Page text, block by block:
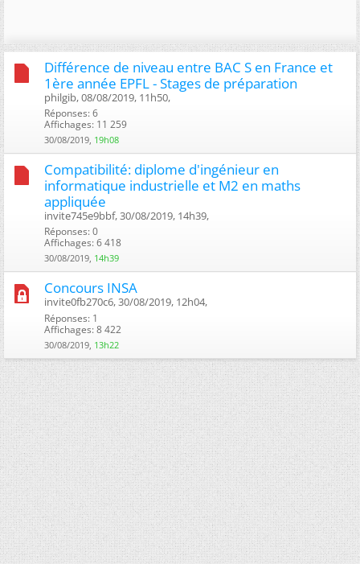
Différence de niveau entre BAC S en France et
1ère année EPFL - Stages de préparation
philgib, 08/08/2019, 11h50, ‎
Réponses: 6
Affichages: 11 259
30/08/2019, 19h08
Compatibilité: diplome d'ingénieur en
informatique industrielle et M2 en maths
appliquée
invite745e9bbf, 30/08/2019, 14h39, ‎
Réponses: 0
Affichages: 6 418
30/08/2019, 14h39
Concours INSA
invite0fb270c6, 30/08/2019, 12h04, ‎
Réponses: 1
Affichages: 8 422
30/08/2019, 13h22